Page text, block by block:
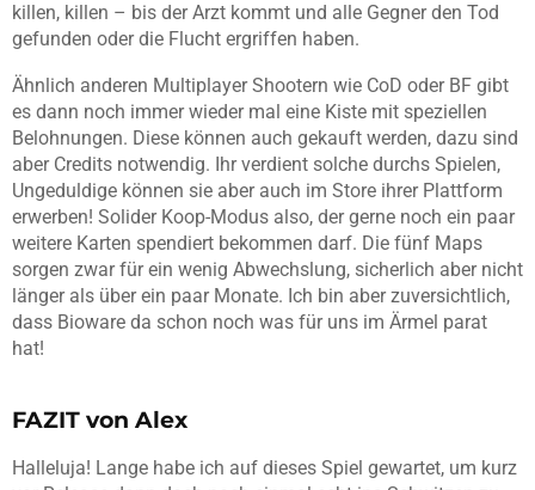
killen, killen – bis der Arzt kommt und alle Gegner den Tod
gefunden oder die Flucht ergriffen haben.
Ähnlich anderen Multiplayer Shootern wie CoD oder BF gibt
es dann noch immer wieder mal eine Kiste mit speziellen
Belohnungen. Diese können auch gekauft werden, dazu sind
aber Credits notwendig. Ihr verdient solche durchs Spielen,
Ungeduldige können sie aber auch im Store ihrer Plattform
erwerben! Solider Koop-Modus also, der gerne noch ein paar
weitere Karten spendiert bekommen darf. Die fünf Maps
sorgen zwar für ein wenig Abwechslung, sicherlich aber nicht
länger als über ein paar Monate. Ich bin aber zuversichtlich,
dass Bioware da schon noch was für uns im Ärmel parat
hat!
FAZIT von Alex
Halleluja! Lange habe ich auf dieses Spiel gewartet, um kurz